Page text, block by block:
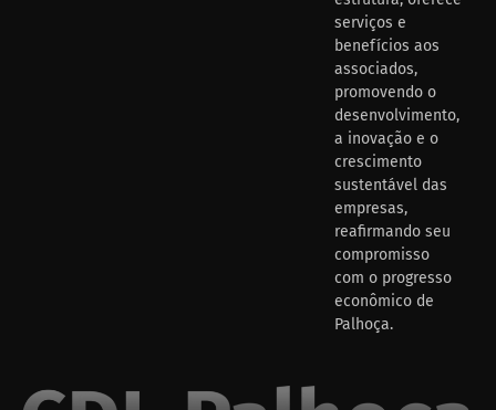
serviços e
benefícios aos
associados,
promovendo o
desenvolvimento,
a inovação e o
crescimento
sustentável das
empresas,
reafirmando seu
compromisso
com o progresso
econômico de
Palhoça.